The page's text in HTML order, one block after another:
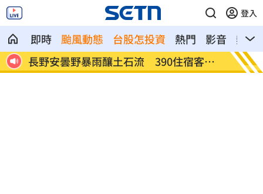
登入
即時 颱風動態 台股怎投資 熱門 影音
熱搜
白海豚轉輕颱！最快「今夜脫離暴風圈」
獨／
錢